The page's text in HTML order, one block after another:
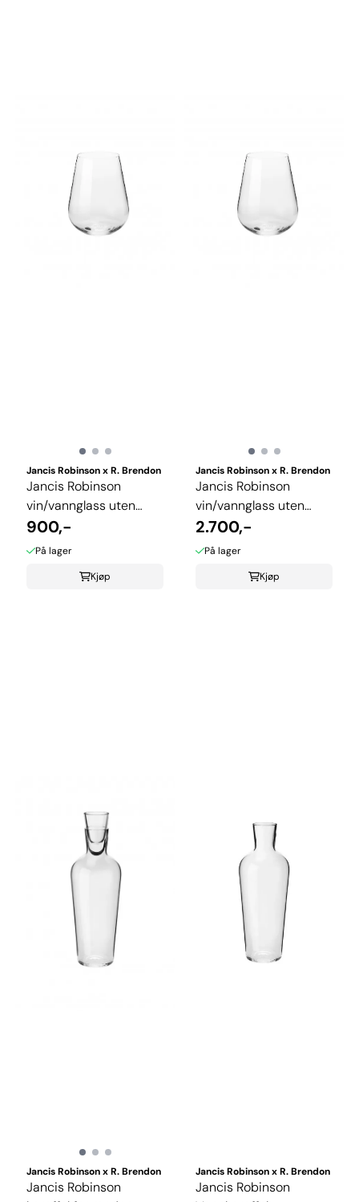
Jancis Robinson x R. Brendon
Jancis Robinson
vin/vannglass uten
stett 2-pk.
900,-
På lager
Kjøp
Jancis Robinson x R. Brendon
Jancis Robinson
vin/vannglass uten
stett 6-pk
2.700,-
På lager
Kjøp
Jancis Robinson x R. Brendon
Jancis Robinson
Jancis Robinson x R. Brendon
Jancis Robinson